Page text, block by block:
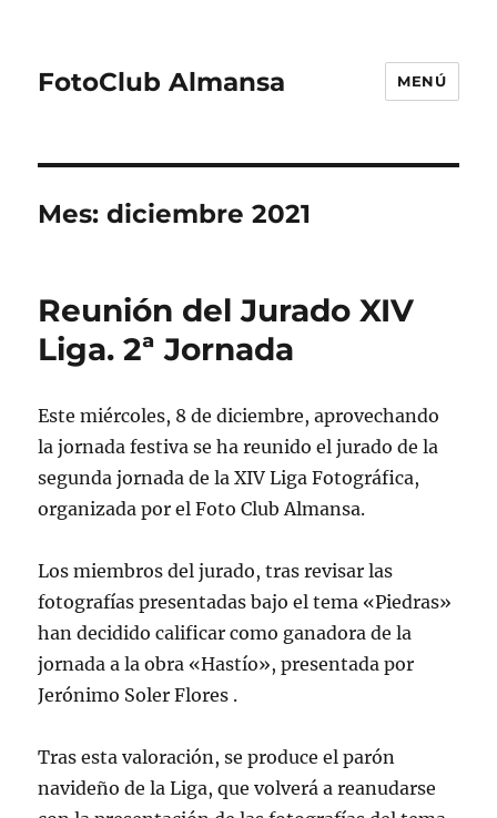
FotoClub Almansa MENÚ
Mes:diciembre 2021
Reunión del Jurado XIV
Liga. 2ª Jornada
Este miércoles, 8 de diciembre, aprovechando
la jornada festiva se ha reunido el jurado de la
segunda jornada de la XIV Liga Fotográfica,
organizada por el Foto Club Almansa.
Los miembros del jurado, tras revisar las
fotografías presentadas bajo el tema «Piedras»
han decidido calificar como ganadora de la
jornada a la obra «Hastío», presentada por
Jerónimo Soler Flores .
Tras esta valoración, se produce el parón
navideño de la Liga, que volverá a reanudarse